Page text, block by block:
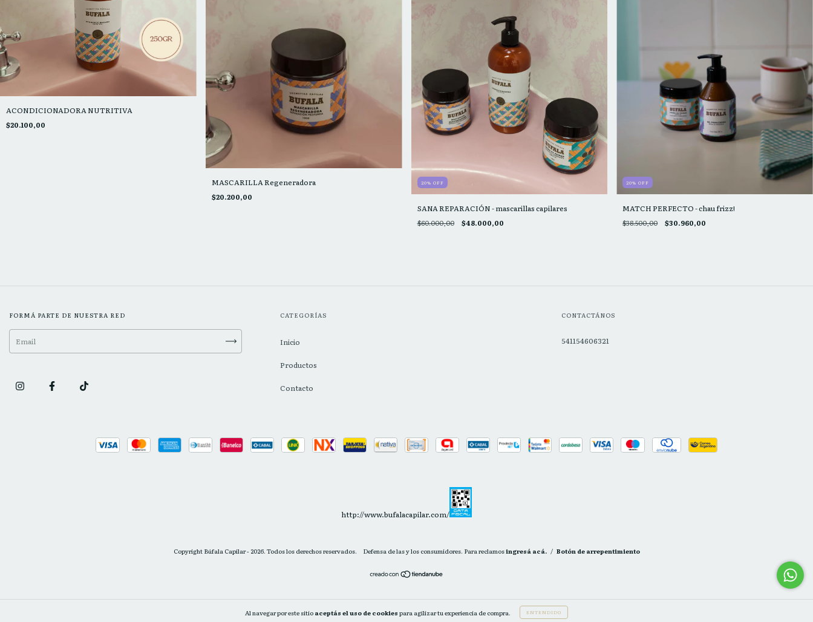
Al navegar por este sitio aceptás el uso de cookies para agilizar tu experiencia de compra. ENTENDIDO
ACONDICIONADORA NUTRITIVA
$20.100,00
MASCARILLA Regeneradora
$20.200,00
20% OFF
SANA REPARACIÓN - mascarillas capilares
$60.000,00 $48.000,00
20%OFF
MATCH PERFECTO - chau frizz!
$38.500,00 $30.960,00
FORMÁ PARTE DE NUESTRA RED CATEGORÍAS
Inicio
Productos
Contacto
CONTACTÁNOS
541154606321
http://www.bufalacapilar.com/
Copyright Búfala Capilar - 2026. Todos los derechos reservados. Defensa de las y los consumidores. Para reclamosingresá acá. / Botón de arrepentimiento